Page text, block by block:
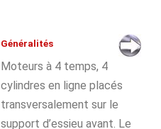
Généralités
Moteurs à 4 temps, 4
cylindres en ligne placés
transversalement sur le
support d’essieu avant. Le